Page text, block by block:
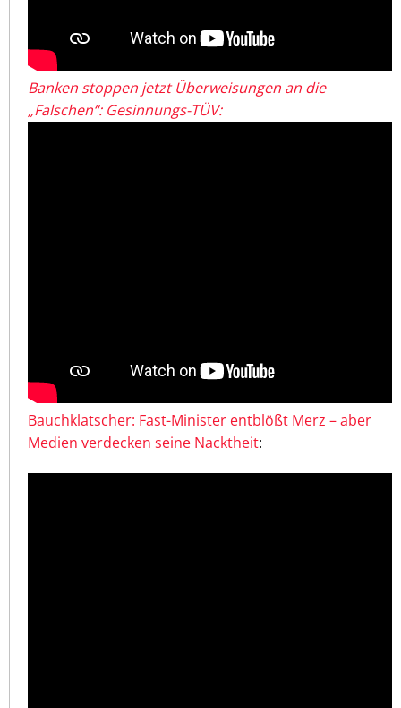
Banken stoppen jetzt Überweisungen an die
„Falschen“: Gesinnungs-TÜV:
Bauchklatscher: Fast-Minister entblößt Merz – aber
Medien verdecken seine Nacktheit: